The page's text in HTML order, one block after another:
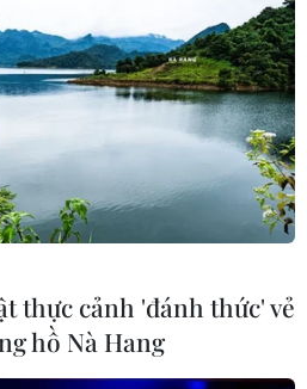
thực cảnh 'đánh thức' vẻ
hồ Nà Hang